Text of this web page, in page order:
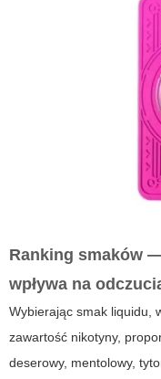
Ranking smaków
wpływa na
Wybierając smak liquidu,
zawartość nikotyny,
deserowy, mentolowy,